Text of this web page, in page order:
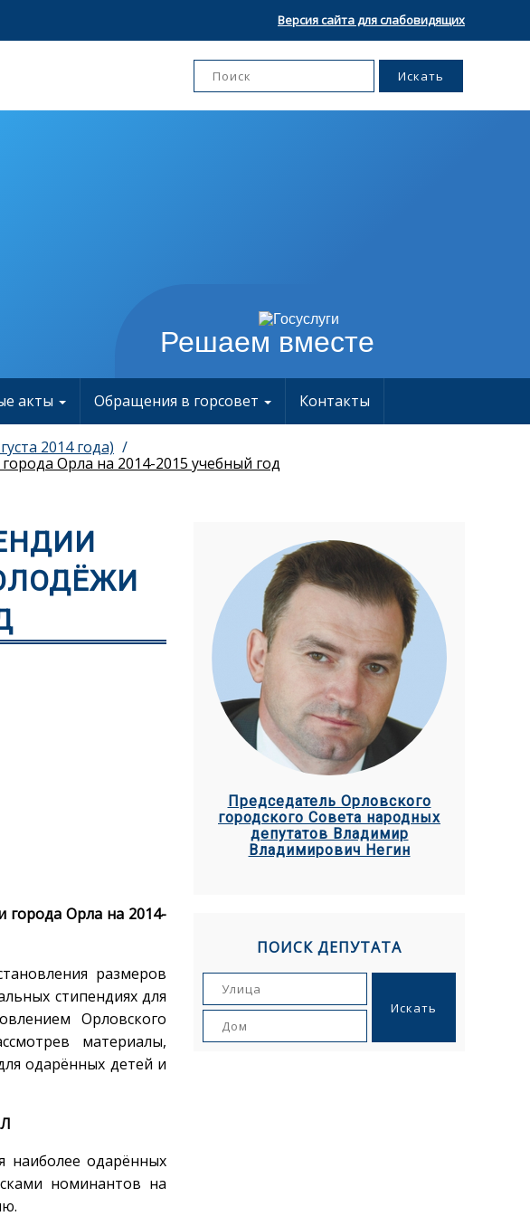
Версия сайта для слабовидящих
Решаем вместе
акты Обращения в горсовет Контакты
2014 года)
Орла на 2014-2015 учебный год
города Орла на 2014-
размеров
стипендиях для
Орловского
материалы,
одарённых детей и
наиболее одарённых
номинантов на
Председатель Орловского
городского Совета народных
депутатов Владимир
Владимирович Негин
ПОИСК ДЕПУТАТА